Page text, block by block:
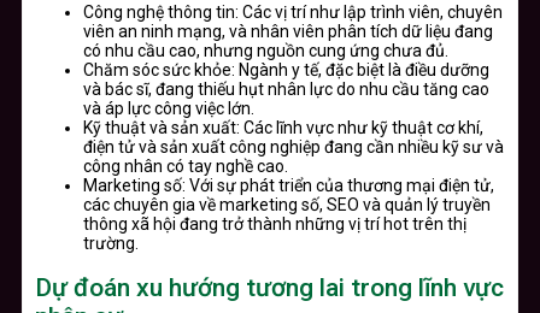
Công nghệ thông tin: Các vị trí như lập trình viên, chuyên
viên an ninh mạng, và nhân viên phân tích dữ liệu đang
có nhu cầu cao, nhưng nguồn cung ứng chưa đủ.
Chăm sóc sức khỏe: Ngành y tế, đặc biệt là điều dưỡng
và bác sĩ, đang thiếu hụt nhân lực do nhu cầu tăng cao
và áp lực công việc lớn.
Kỹ thuật và sản xuất: Các lĩnh vực như kỹ thuật cơ khí,
điện tử và sản xuất công nghiệp đang cần nhiều kỹ sư và
công nhân có tay nghề cao.
Marketing số: Với sự phát triển của thương mại điện tử,
các chuyên gia về marketing số, SEO và quản lý truyền
thông xã hội đang trở thành những vị trí hot trên thị
trường.
Dự đoán xu hướng tương lai trong lĩnh vực